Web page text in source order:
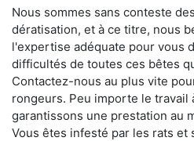
Nous sommes sans conteste
dératisation, et à ce titre, nous
l'expertise adéquate pour vous
difficultés de toutes ces bêtes
Contactez-nous au plus vite
rongeurs. Peu importe le travail
garantissons une prestation au
Vous êtes infesté par les rats et